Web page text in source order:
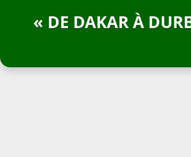
« DE DAKAR À